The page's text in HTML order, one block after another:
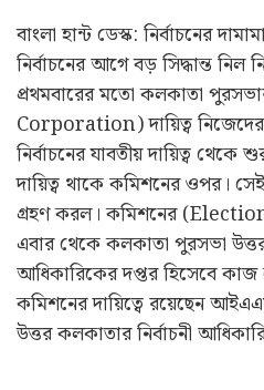
বাংলা হান্ট ডেস্ক: নির্বাচনের
নির্বাচনের আগে বড় সিদ্ধান্ত নিল
প্রথমবারের মতো কলকাতা
Corporation) দায়িত্ব
নির্বাচনের যাবতীয় দায়িত্ব
দায়িত্ব থাকে কমিশনের ওপর‌।
গ্রহণ করল। কমিশনের
এবার থেকে কলকাতা পুরসভা উত্তর
আধিকারিকের দপ্তর হিসেবে কাজ
কমিশনের দায়িত্বে রয়েছেন
উত্তর কলকাতার নির্বাচনী